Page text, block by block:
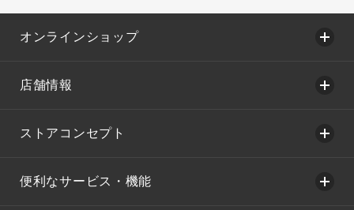
オンラインショップ
店舗情報
ストアコンセプト
便利なサービス・機能